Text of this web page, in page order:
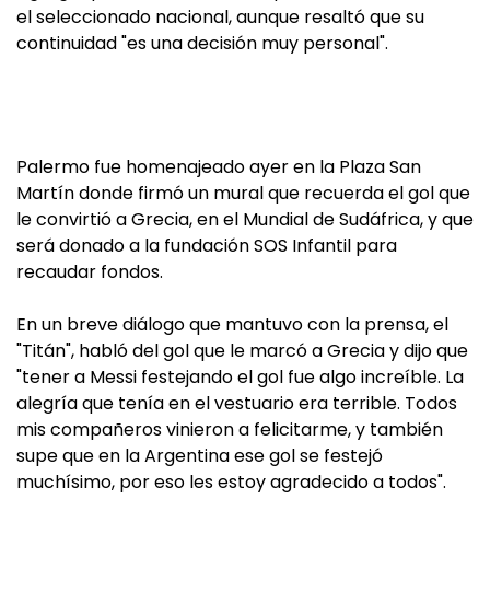
el seleccionado nacional, aunque resaltó que su
continuidad "es una decisión muy personal".
Palermo fue homenajeado ayer en la Plaza San
Martín donde firmó un mural que recuerda el gol que
le convirtió a Grecia, en el Mundial de Sudáfrica, y que
será donado a la fundación SOS Infantil para
recaudar fondos.
En un breve diálogo que mantuvo con la prensa, el
"Titán", habló del gol que le marcó a Grecia y dijo que
"tener a Messi festejando el gol fue algo increíble. La
alegría que tenía en el vestuario era terrible. Todos
mis compañeros vinieron a felicitarme, y también
supe que en la Argentina ese gol se festejó
muchísimo, por eso les estoy agradecido a todos".